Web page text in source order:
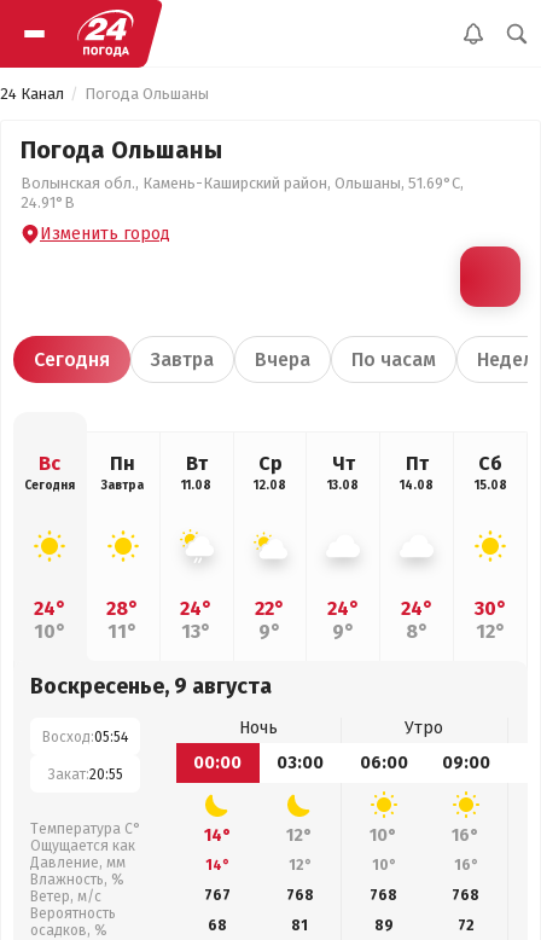
24 Канал Погода Ольшаны
Погода Ольшаны
Волынская обл., Камень-Каширский район, Ольшаны, 51.69°С,
24.91°В
Изменить город
Сегодня Завтра Вчера По часам
Вс
Сегодня
24°
10°
Пн
Завтра
28°
11°
Вт
11.08
24°
13°
Ср
12.08
22°
9°
Чт
13.08
24°
9°
Пт
14.08
24°
8°
Сб
15.08
30°
12°
Воскресенье, 9 августа
Восход:05:54
Закат:20:55
Температура С°
Ощущается как
Давление, мм
Влажность, %
Ветер, м/с
Вероятность
осадков, %
Ночь
Утро
00:00
03:00 06:00 09:00
14° 12° 10° 16°
14° 12° 10° 16°
767
768 768 768
68
81 89 72